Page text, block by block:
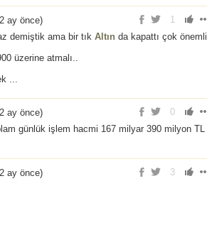
1
2 ay önce)
demiştik ama bir tık Altın da kapattı çok önemli
üzerine atmalı..
...
0
2 ay önce)
günlük işlem hacmi 167 milyar 390 milyon TL
3
2 ay önce)